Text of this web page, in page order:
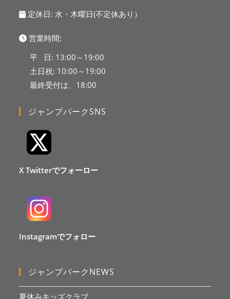
定休日: 水・木曜日(不定休あり）
営業時間:
平 日: 13:00～19:00
土日祝: 10:00～19:00
最終受付は、18:00
ジャンプパークSNS
X Twitterでフォーロー
Instagramでフォロー
ジャンプパークNEWS
夏休みキッズクラブ